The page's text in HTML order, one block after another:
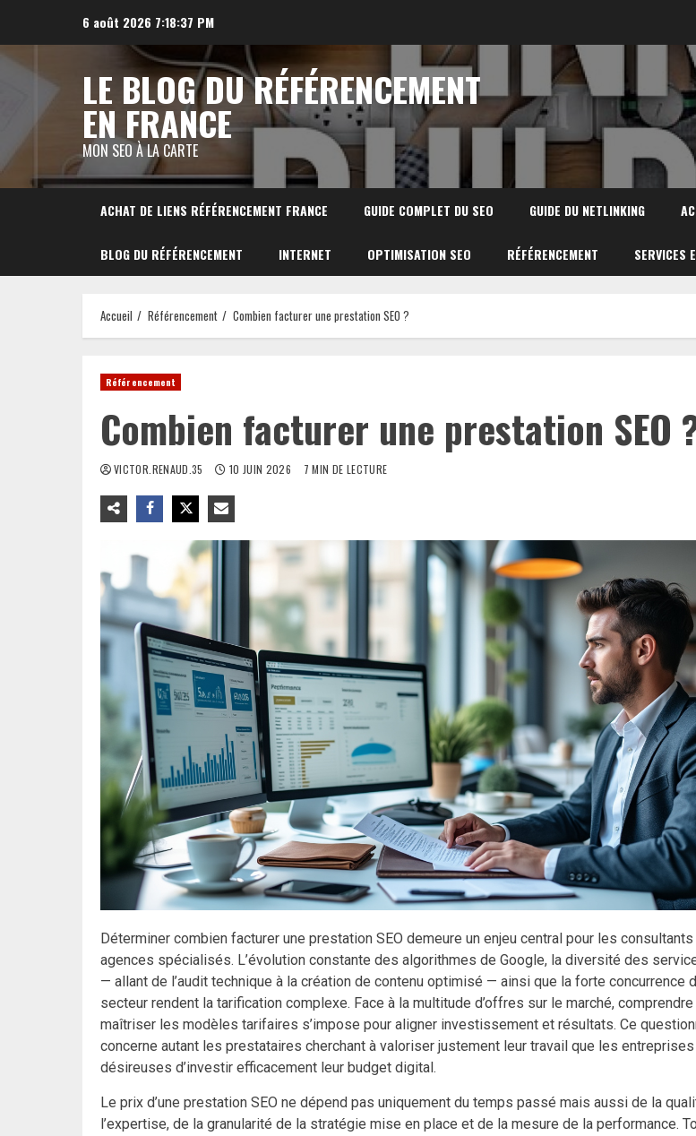
contenu
6 août 2026 7:18:38 PM
LE BLOG DU RÉFÉRENCEMENT
EN FRANCE
MON SEO À LA CARTE
ACHAT DE LIENS RÉFÉRENCEMENT FRANCE GUIDE COMPLET DU SEO GUIDE DU NETLINKING
BLOG DU RÉFÉRENCEMENT INTERNET OPTIMISATION SEO RÉFÉRENCEMENT SERVICES
Accueil Référencement Combien facturer une prestation SEO ?
Référencement
Combien facturer une prestation SEO
VICTOR.RENAUD.35 10 JUIN 2026 7 MIN DE LECTURE
Déterminer combien facturer une prestation SEO demeure un enjeu central pour les
agences spécialisés. L’évolution constante des algorithmes de Google, la diversité des
— allant de l’audit technique à la création de contenu optimisé — ainsi que la forte concurrence
secteur rendent la tarification complexe. Face à la multitude d’offres sur le marché,
maîtriser les modèles tarifaires s’impose pour aligner investissement et résultats. Ce
concerne autant les prestataires cherchant à valoriser justement leur travail que les entreprises
désireuses d’investir efficacement leur budget digital.
Le prix d’une prestation SEO ne dépend pas uniquement du temps passé mais aussi de la
l’expertise, de la granularité de la stratégie mise en place et de la mesure de la performance.